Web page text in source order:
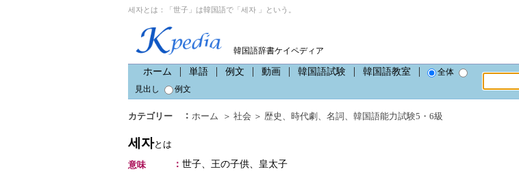
세자とは：「世子」は韓国語で「세자 」という。
韓国語辞書ケイペディア
ホーム 単語 例文 動画 韓国語試験 韓国語教室
全体
見出し
例文
カテゴリー ： ホーム ＞ 社会 ＞ 歴史 、 時代劇 、 名詞 、 韓国語能力試験5・6級
세자とは
意味
： 世子、王の子供、皇太子